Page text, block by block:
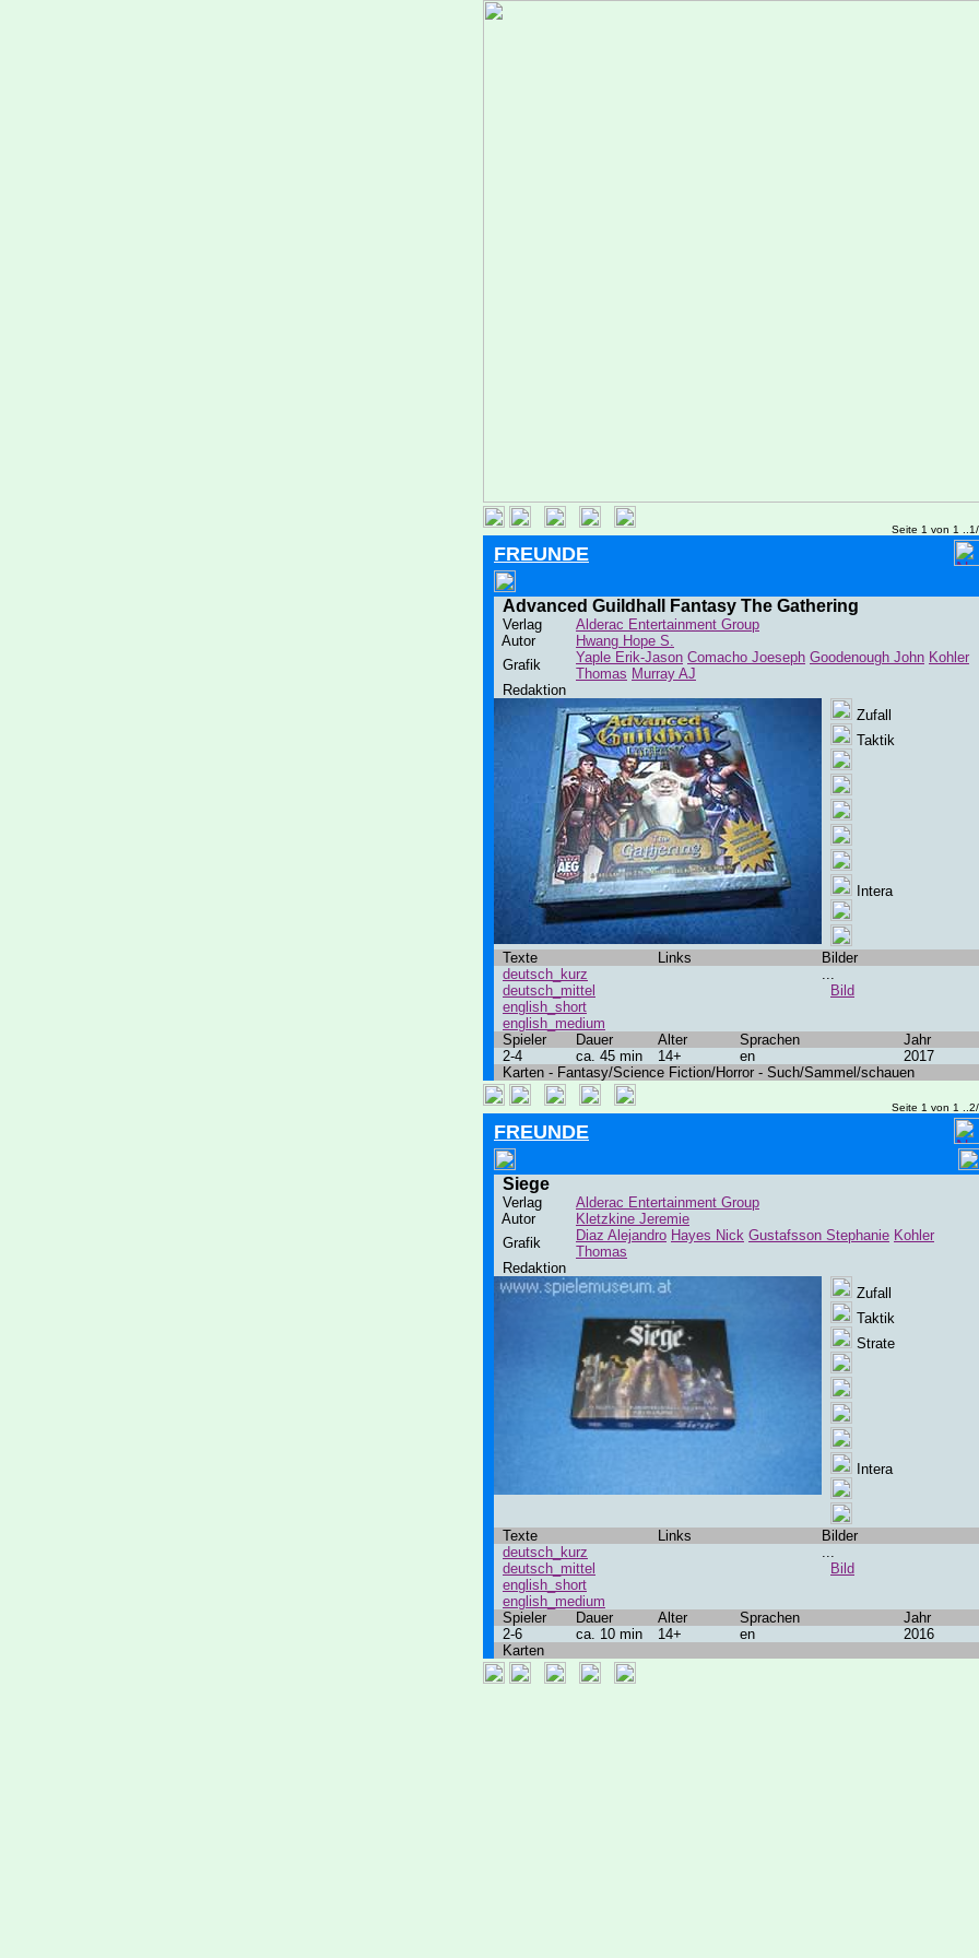
Seite 1 von 1
FREUNDE
Advanced Guildhall Fantasy The Gathering
Verlag
Alderac Entertainment Group
Autor
Hwang Hope S.
Grafik
Yaple Erik-Jason Comacho Joeseph Goodenough John Kohler
Thomas Murray AJ
Redaktion
Zufall
Taktik
Intera
Texte Links
Bilder
deutsch_kurz
deutsch_mittel
english_short
english_medium
...
Bild
Spieler Dauer Alter Sprachen
Jahr
2-4
ca. 45 min 14+ en
2017
Karten - Fantasy/Science Fiction/Horror - Such/Sammel/schauen
Seite 1 von 1
FREUNDE
Siege
Verlag
Alderac Entertainment Group
Autor
Kletzkine Jeremie
Grafik
Diaz Alejandro Hayes Nick Gustafsson Stephanie Kohler
Thomas
Redaktion
Zufall
Taktik
Strate
Intera
Texte Links
Bilder
deutsch_kurz
deutsch_mittel
english_short
english_medium
...
Bild
Spieler Dauer Alter Sprachen
Jahr
2-6
ca. 10 min 14+ en
2016
Karten